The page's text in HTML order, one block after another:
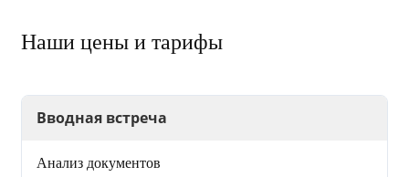
Наши цены и тарифы
Вводная встреча
Анализ документов